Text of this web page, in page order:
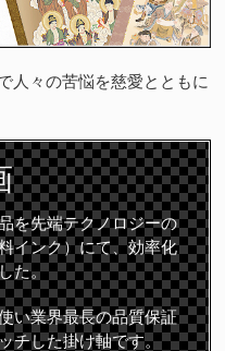
人々の苦悩を慈愛とともに
を先端テクノロジーの
インク）にて、効率化
た。
い業界最長の品質保証
チした掛け軸です。